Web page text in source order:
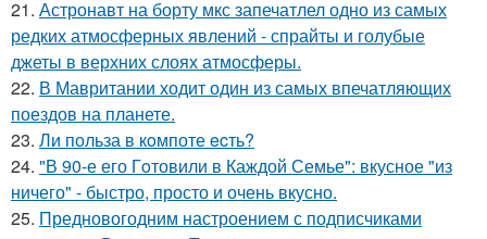
21. Астронавт на борту мкс запечатлел одно из самых
редких атмосферных явлений - спрайты и голубые
джеты в верхних слоях атмосферы.
22. В Мавритании ходит один из самых впечатляющих
поездов на планете.
23. Ли польза в кoмпоте ecть?
24. "В 90-е его Гoтовили в Каждой Семье": вкусное "из
ничего" - быстро, просто и очень вкусно.
25. Предновогодним настроением с подписчиками